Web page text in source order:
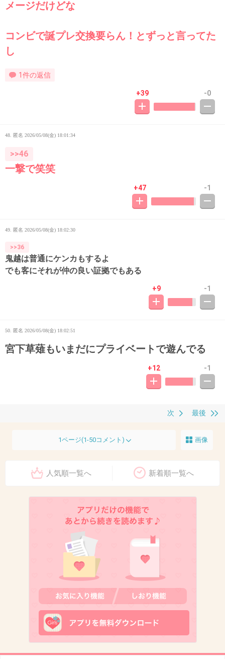
メージだけどな
コンビで誕プレ交換要らん！とずっと言ってた
し
1件の返信
+39 -0
48. 匿名 2026/05/08(金) 18:01:34
>>46
一撃で笑笑
+47 -1
49. 匿名 2026/05/08(金) 18:02:30
>>36
鬼越は普通にケンカもするよ
でも客にそれが仲の良い証拠でもある
+9 -1
50. 匿名 2026/05/08(金) 18:02:51
宮下草薙もいまだにプライベートで遊んでる
+12 -1
最後
次
1ページ(1-50コメント) 画像
人気順一覧へ 新着順一覧へ